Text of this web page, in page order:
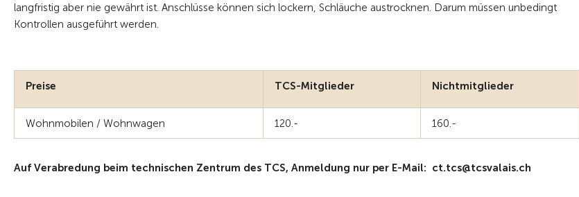
langfristig aber nie gewährt ist. Anschlüsse können sich lockern, Schläuche austrocknen. Darum müssen unbedingt
Kontrollen ausgeführt werden.
Preise TCS-Mitglieder Nichtmitglieder
Wohnmobilen / Wohnwagen 120.- 160.-
Auf Verabredung beim technischen Zentrum des TCS, Anmeldung nur per E-Mail: ct.tcs@tcsvalais.ch